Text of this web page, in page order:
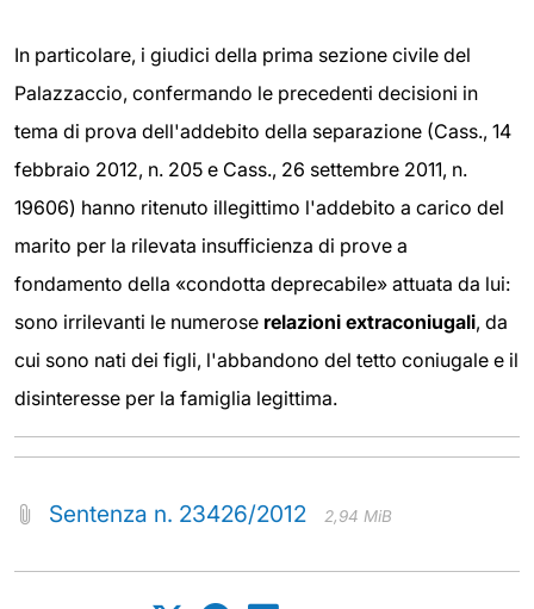
In particolare, i giudici della prima sezione civile del
Palazzaccio, confermando le precedenti decisioni in
tema di prova dell'addebito della separazione (Cass., 14
febbraio 2012, n. 205 e Cass., 26 settembre 2011, n.
19606) hanno ritenuto illegittimo l'addebito a carico del
marito per la rilevata insufficienza di prove a
fondamento della «condotta deprecabile» attuata da lui:
sono irrilevanti le numerose relazioni extraconiugali, da
cui sono nati dei figli, l'abbandono del tetto coniugale e il
disinteresse per la famiglia legittima.
Sentenza n. 23426/2012 2,94 MiB